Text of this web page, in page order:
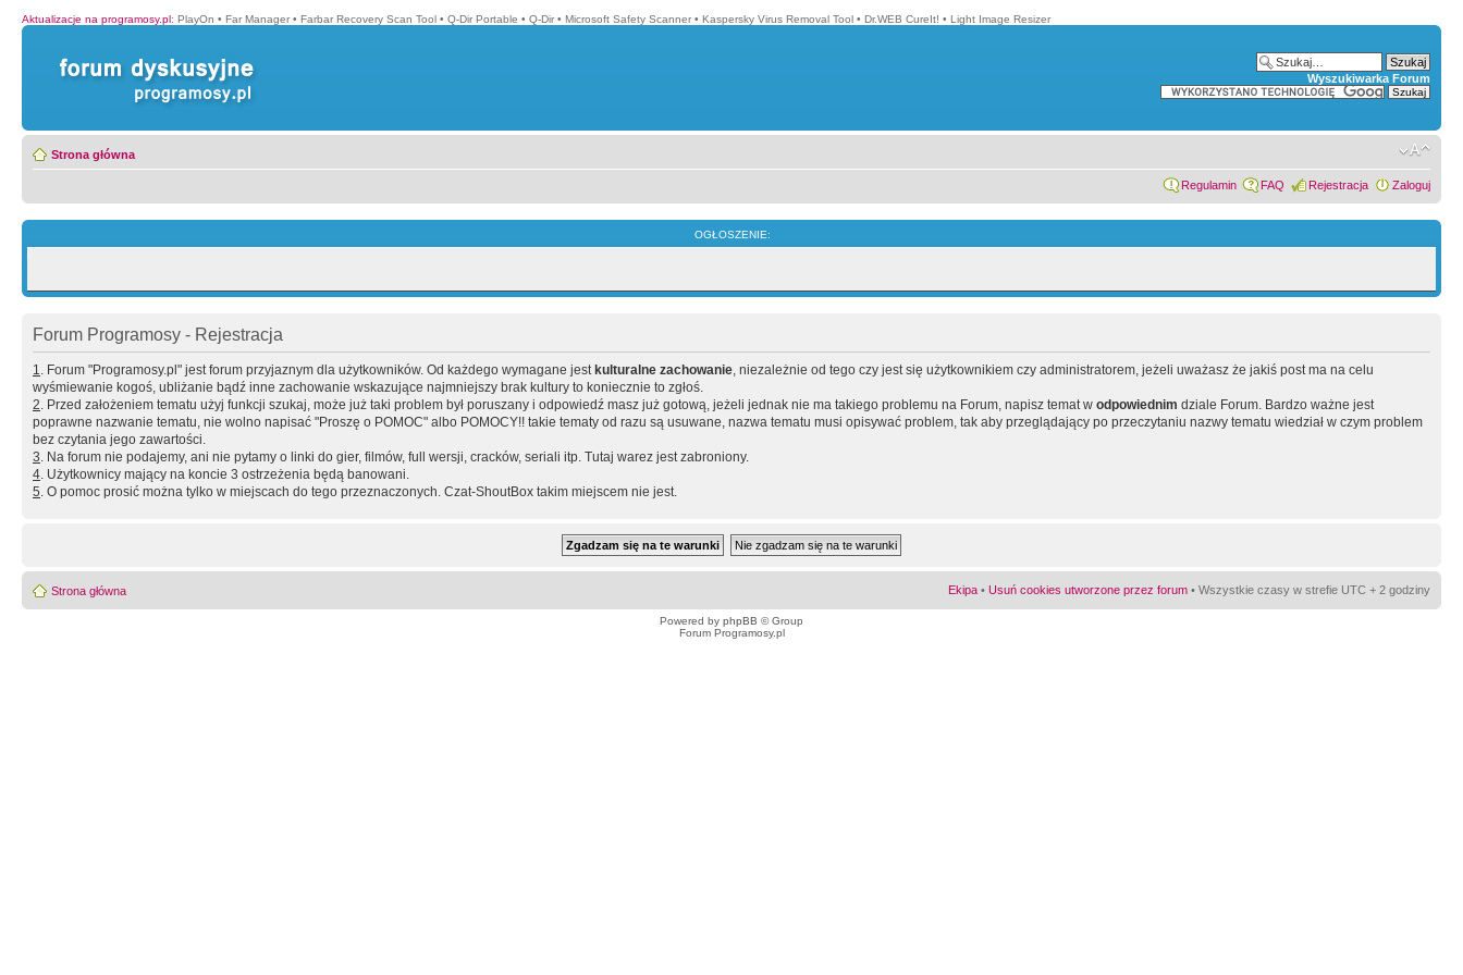
Aktualizacje na programosy.pl: PlayOn • Far Manager • Farbar Recovery Scan Tool • Q-Dir Portable • Q-Dir • Microsoft Safety Scanner • Kaspersky Virus Removal Tool • Dr.WEB CureIt! • Light Image Resizer
Wyszukiwarka Forum
Strona główna
Regulamin FAQ Rejestracja Zaloguj
OGŁOSZENIE:
Forum Programosy - Rejestracja
1. Forum "Programosy.pl" jest forum przyjaznym dla użytkowników. Od każdego wymagane jest kulturalne zachowanie, niezależnie od tego czy jest się użytkownikiem czy administratorem, jeżeli uważasz że jakiś post ma na celu
wyśmiewanie kogoś, ubliżanie bądź inne zachowanie wskazujące najmniejszy brak kultury to koniecznie to zgłoś.
2. Przed założeniem tematu użyj funkcji szukaj, może już taki problem był poruszany i odpowiedź masz już gotową, jeżeli jednak nie ma takiego problemu na Forum, napisz temat w odpowiednim dziale Forum. Bardzo ważne jest
poprawne nazwanie tematu, nie wolno napisać "Proszę o POMOC" albo POMOCY!! takie tematy od razu są usuwane, nazwa tematu musi opisywać problem, tak aby przeglądający po przeczytaniu nazwy tematu wiedział w czym problem
bez czytania jego zawartości.
3. Na forum nie podajemy, ani nie pytamy o linki do gier, filmów, full wersji, cracków, seriali itp. Tutaj warez jest zabroniony.
4. Użytkownicy mający na koncie 3 ostrzeżenia będą banowani.
5. O pomoc prosić można tylko w miejscach do tego przeznaczonych. Czat-ShoutBox takim miejscem nie jest.
Strona główna Ekipa • Usuń cookies utworzone przez forum • Wszystkie czasy w strefie UTC + 2 godziny
Powered by phpBB © Group
Forum Programosy.pl